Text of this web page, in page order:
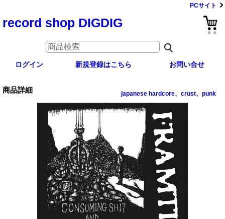
PCサイト
record shop DIGDIG
ログイン 新規登録はこちら お問い合せ
商品詳細 japanese hardcore、crust、punk